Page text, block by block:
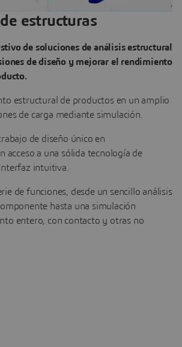
estructuras
de soluciones de análisis estructural
de diseño y mejorar el rendimiento
estructural de productos en un amplio
de carga mediante simulación.
de diseño único en
acceso a una sólida tecnología de
intuitiva.
de funciones, desde un sencillo análisis
hasta una simulación
entero, con contacto y otras no